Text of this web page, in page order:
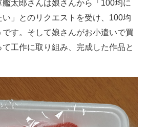
太郎さんは娘さんから「100均に
」とのリクエストを受け、100均
す。そして娘さんがお小遣いで買
工作に取り組み、完成した作品と